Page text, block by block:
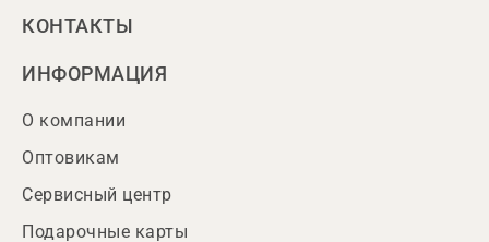
КОНТАКТЫ
ИНФОРМАЦИЯ
О компании
Оптовикам
Сервисный центр
Подарочные карты